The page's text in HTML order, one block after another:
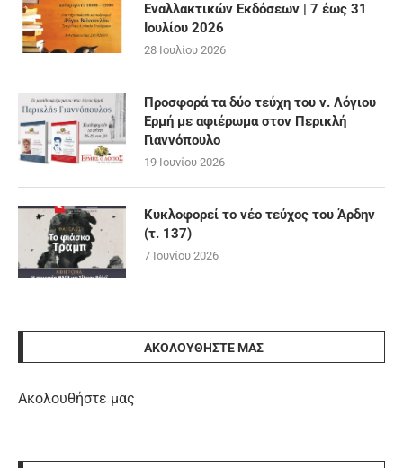
Εναλλακτικών Εκδόσεων | 7 έως 31
Ιουλίου 2026
28 Ιουλίου 2026
Προσφορά τα δύο τεύχη του ν. Λόγιου
Ερμή με αφιέρωμα στον Περικλή
Γιαννόπουλο
19 Ιουνίου 2026
Κυκλοφορεί το νέο τεύχος του Άρδην
(τ. 137)
7 Ιουνίου 2026
ΑΚΟΛΟΥΘΉΣΤΕ ΜΑΣ
Ακολουθήστε μας